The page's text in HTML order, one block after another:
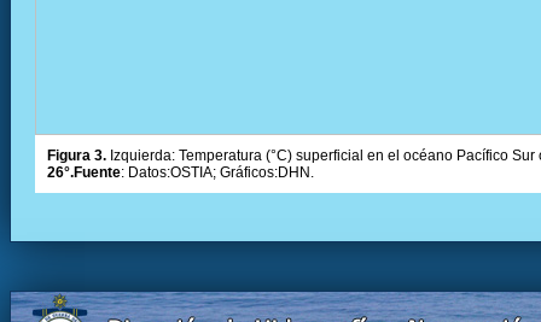
Figura 3. Izquierda: Temperatura (°C) superficial en el océano Pacífico
26°.Fuente: Datos:OSTIA; Gráficos:DHN.